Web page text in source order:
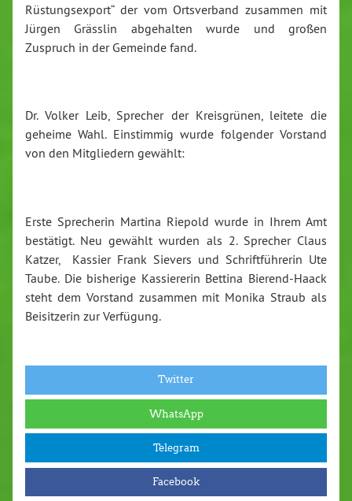
Rüstungsexport“ der vom Ortsverband zusammen mit
Jürgen Grässlin abgehalten wurde und großen
Zuspruch in der Gemeinde fand.
Dr. Volker Leib, Sprecher der Kreisgrünen, leitete die
geheime Wahl. Einstimmig wurde folgender Vorstand
von den Mitgliedern gewählt:
Erste Sprecherin Martina Riepold wurde in Ihrem Amt
bestätigt. Neu gewählt wurden als 2. Sprecher Claus
Katzer, Kassier Frank Sievers und Schriftführerin Ute
Taube. Die bisherige Kassiererin Bettina Bierend-Haack
steht dem Vorstand zusammen mit Monika Straub als
Beisitzerin zur Verfügung.
Twitter
WhatsApp
Telegram
Facebook